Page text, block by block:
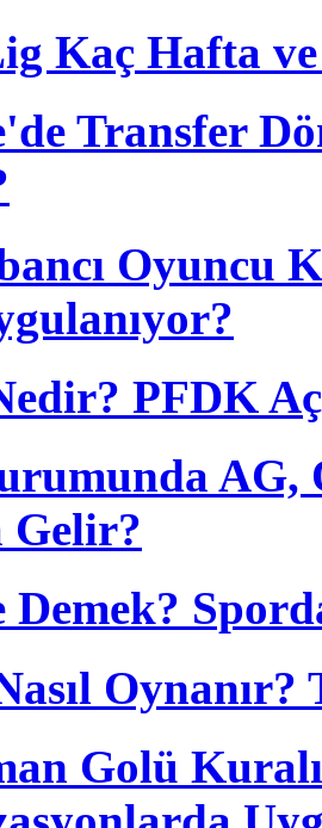
Kaç Hafta
Transfer
Oyuncu
PFDK
AG,
Gelir?
Demek?
Golü